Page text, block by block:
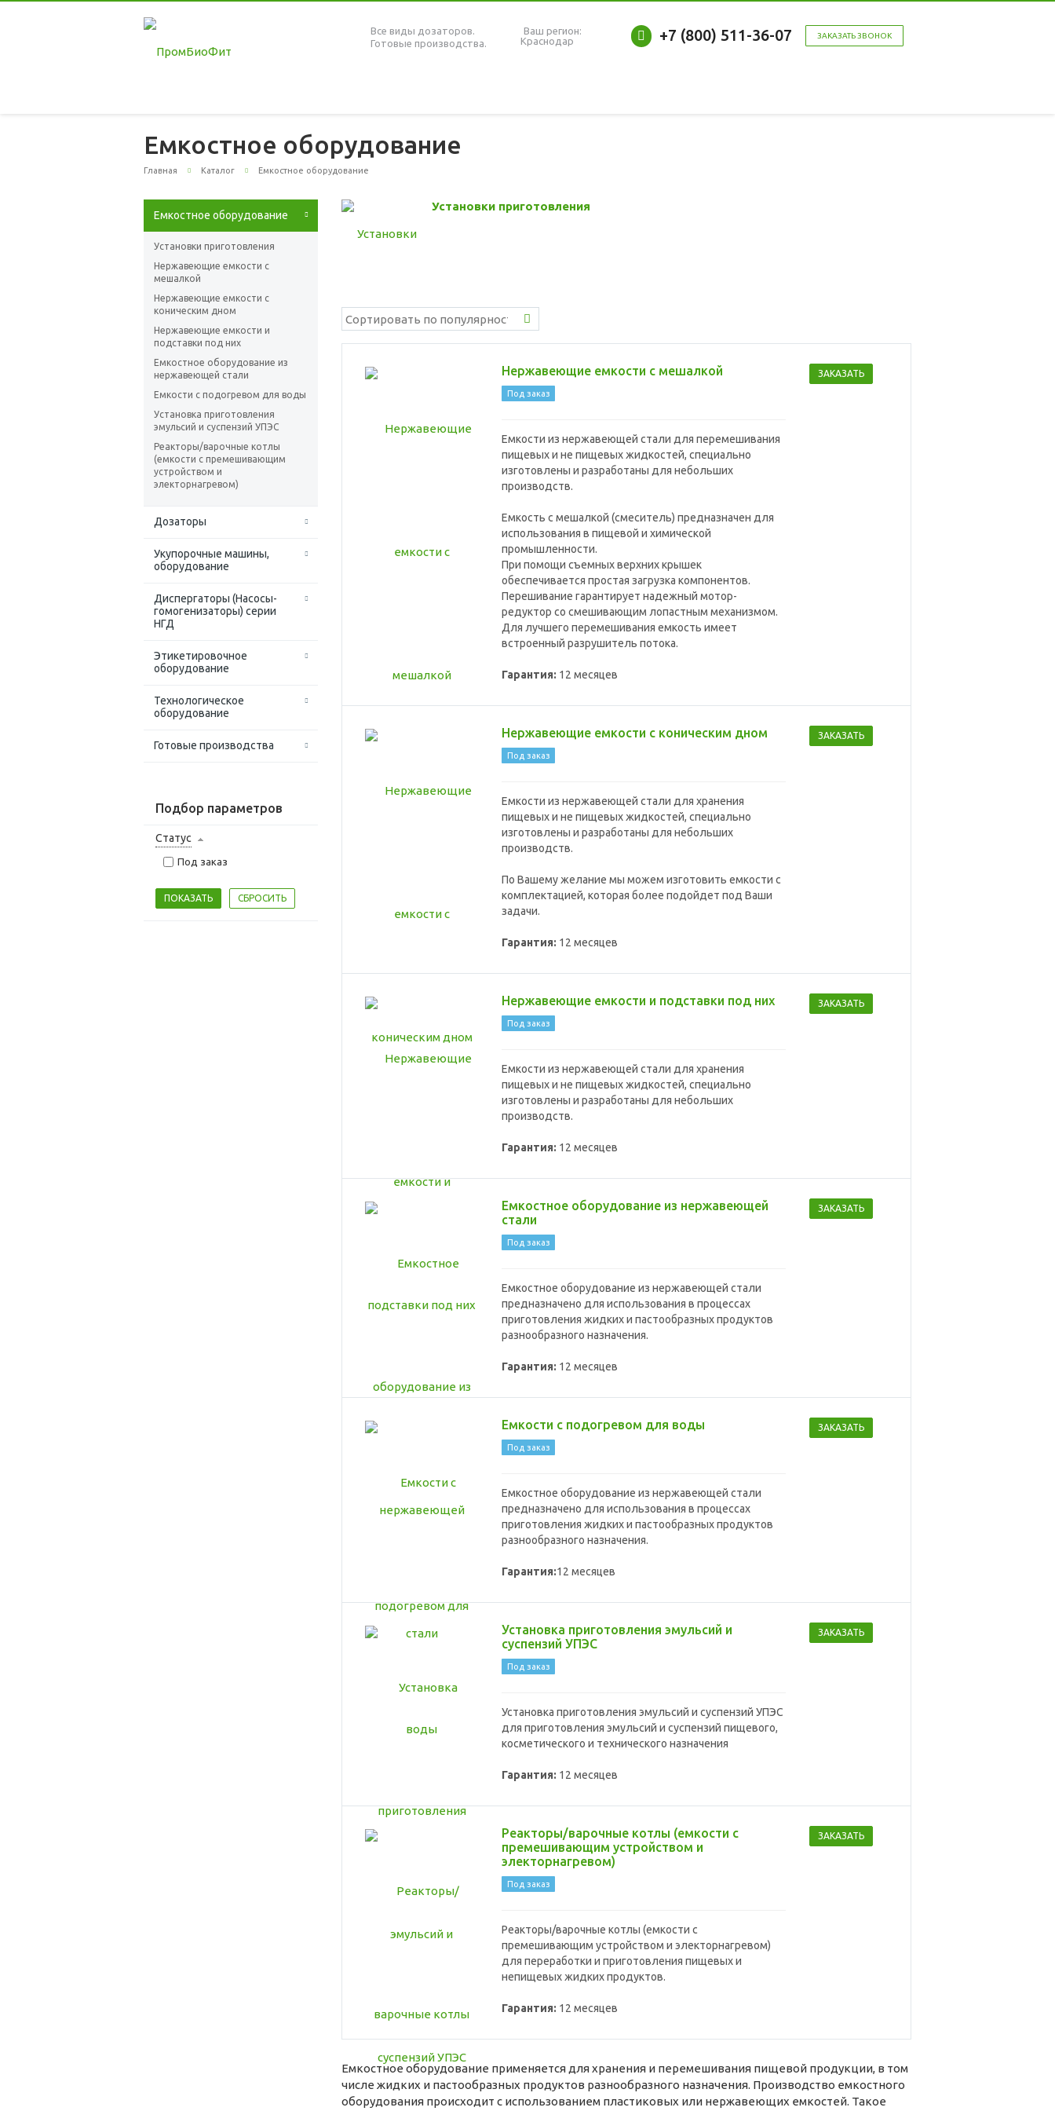
Все виды дозаторов.
Готовые производства.
Ваш регион:
Краснодар
ЗАКАЗАТЬ ЗВОНОК
+7 (800) 511-36-07
Емкостное оборудование
Главная Каталог Емкостное оборудование
Емкостное оборудование
Установки приготовления
Нержавеющие емкости с
мешалкой
Нержавеющие емкости с
коническим дном
Нержавеющие емкости и
подставки под них
Емкостное оборудование из
нержавеющей стали
Емкости с подогревом для воды
Установка приготовления
эмульсий и суспензий УПЭС
Реакторы/варочные котлы
(емкости с премешивающим
устройством и
электорнагревом)
Дозаторы
Укупорочные машины,
оборудование
Диспергаторы (Насосы-
гомогенизаторы) серии
НГД
Этикетировочное
оборудование
Технологическое
оборудование
Готовые производства
Подбор параметров
Статус
Под заказ
Установки приготовления
Нержавеющие емкости с мешалкой
Под заказ
Емкости из нержавеющей стали для перемешивания
пищевых и не пищевых жидкостей, специально
изготовлены и разработаны для небольших
производств.
Емкость с мешалкой (смеситель) предназначен для
использования в пищевой и химической
промышленности.
При помощи съемных верхних крышек
обеспечивается простая загрузка компонентов.
Перешивание гарантирует надежный мотор-
редуктор со смешивающим лопастным механизмом.
Для лучшего перемешивания емкость имеет
встроенный разрушитель потока.
Гарантия: 12 месяцев
ЗАКАЗАТЬ
Нержавеющие емкости с коническим дном
Под заказ
Емкости из нержавеющей стали для хранения
пищевых и не пищевых жидкостей, специально
изготовлены и разработаны для небольших
производств.
По Вашему желание мы можем изготовить емкости с
комплектацией, которая более подойдет под Ваши
задачи.
Гарантия: 12 месяцев
ЗАКАЗАТЬ
Нержавеющие емкости и подставки под них
Под заказ
Емкости из нержавеющей стали для хранения
пищевых и не пищевых жидкостей, специально
изготовлены и разработаны для небольших
производств.
Гарантия: 12 месяцев
ЗАКАЗАТЬ
Емкостное оборудование из нержавеющей
стали
Под заказ
Емкостное оборудование из нержавеющей стали
предназначено для использования в процессах
приготовления жидких и пастообразных продуктов
разнообразного назначения.
Гарантия: 12 месяцев
ЗАКАЗАТЬ
Емкости с подогревом для воды
Под заказ
Емкостное оборудование из нержавеющей стали
предназначено для использования в процессах
приготовления жидких и пастообразных продуктов
разнообразного назначения.
Гарантия:12 месяцев
ЗАКАЗАТЬ
Установка приготовления эмульсий и
суспензий УПЭС
Под заказ
Установка приготовления эмульсий и суспензий УПЭС
для приготовления эмульсий и суспензий пищевого,
косметического и технического назначения
Гарантия: 12 месяцев
ЗАКАЗАТЬ
Реакторы/варочные котлы (емкости с
премешивающим устройством и
электорнагревом)
Под заказ
Реакторы/варочные котлы (емкости с
премешивающим устройством и электорнагревом)
для переработки и приготовления пищевых и
непищевых жидких продуктов.
Гарантия: 12 месяцев
ЗАКАЗАТЬ
Емкостное оборудование применяется для хранения и перемешивания пищевой продукции, в том
числе жидких и пастообразных продуктов разнообразного назначения. Производство емкостного
оборудования происходит с использованием пластиковых или нержавеющих емкостей. Такое